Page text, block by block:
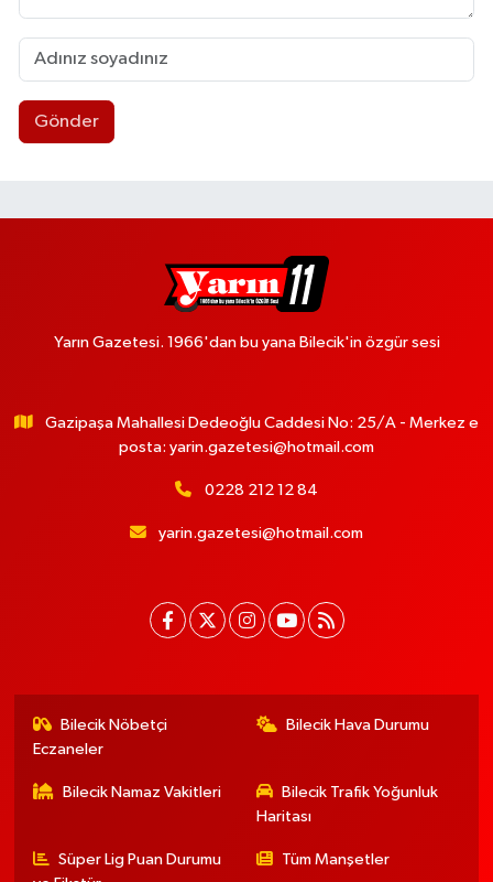
Gönder
Yarın Gazetesi. 1966'dan bu yana Bilecik'in özgür sesi
Gazipaşa Mahallesi Dedeoğlu Caddesi No: 25/A - Merkez e
posta: yarin.gazetesi@hotmail.com
0228 212 12 84
yarin.gazetesi@hotmail.com
Bilecik Nöbetçi
Eczaneler
Bilecik Hava Durumu
Bilecik Namaz Vakitleri
Bilecik Trafik Yoğunluk
Haritası
Süper Lig Puan Durumu
Tüm Manşetler